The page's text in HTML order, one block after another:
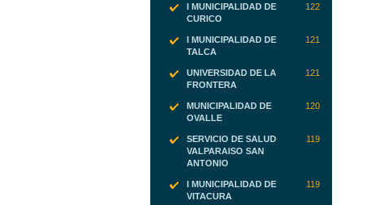
I MUNICIPALIDAD DE
CURICO
122
I MUNICIPALIDAD DE
TALCA
121
UNIVERSIDAD DE LA
FRONTERA
121
MUNICIPALIDAD DE
OVALLE
120
SERVICIO DE SALUD
VALPARAISO SAN
ANTONIO
119
I MUNICIPALIDAD DE
VITACURA
119